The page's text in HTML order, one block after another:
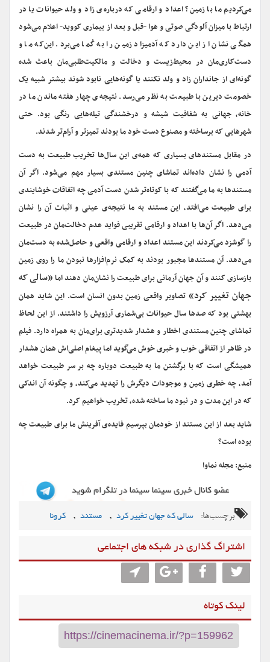
می‌کردیم ما با زمین؟ اعداد و ارقامی که درباره‌ی زاد و ولد حیوانات یا در
ارتباط با میزان آلودگی صوتی و هوا -قبل و بعد از بیماری کووید- اعلام می‌شود
همگی نشان از این دارد که آدمیزاد زمین را به کُما می‌برد. این‌که ما و
دست‌کاری‌مان در محیط‌‌زیست و دخالت و مالکیت‌طلبی‌مان باعث شده
گونه‌ای از جانداران زاد و ولد نکنند یا گونه‌هایی نابود شوند بیشتر شبیه یک
خصومت دیرین با طبیعت به نظر می‌رسد. نتیجه‌ی چهار هفته ماندن ما در
خانه، جهانی به شفافیت شیشه و درخشندگی تیله‌هایی رنگی بود. حتی
شهرهایی که برساخته و مصنوع دست خود ما بودند تمیزتر و آرام‌تر شدند.
در مقابل مستندهای بسیاری که همه‌ی این سال‌ها تخریب طبیعت به دست
آدمی را نشان داده‌‌اند تماشای چنین مستندی بسیار مهم می‌شود. اگر آن
مستندها به ما می‌گفتند که با کوتاه‌تر شدن دست آدمی چه اتفاقات خوشایندی
برای طبیعت می‌افتد، این مستند به ما نتیجه‌ی عینی و اثبات آن را نشان
می‌دهد. اگر آن‌ها با اعداد و ارقامی تقریبی فواید عدم دخالت‌مان در طبیعت
را گوشزد می‌کردند این مستند اعداد و ارقامی واقعی و حاصل‌شده به دست‌مان
می‌دهد. آن مستندها مجبور بودند به کمک نرم‌افزارها نبودن ما را روی زمین
بازسازی کنند و آن جهان آرمانی برای طبیعت را نشان‌مان دهند اما«سالی که
جهان تغییر کرد» تصاویر واقعی زمین بدون انسان است. این شاید همان
بهشتی بود که صدها سال حیوانات بی‌شماری آرزویش را داشتند. از این لحاظ
تماشای چنین مستندی اخطار و هشدار شدیدتری برای‌مان به همراه دارد. فیلم
در ظاهر از اتفاقی خوب و خبری خوش می‌گوید اما پیغام اصلی‌اش همان هشدار
همیشگی است که با برگشتن ما به طبیعت دوباره چه بر سر طبیعت خواهد
آمد، چه خطری زمین و موجودات دیگرش را تهدید می‌کند، و چگونه آن اندکی
که در این مدت و در نبود ما ساخته شده، تخریب خواهیم کرد.
شاید بعد از این مستند از خودمان بپرسیم فایده‌ی آفرینش ما برای طبیعت چه
بوده است؟
منبع: مجله نماوا
برچسب‌ها: سالی که جهان تغییر کرد , مستند , کرونا
اشتراگ گذاری در شبکه های اجتماعی
لینک کوتاه